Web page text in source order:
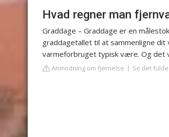
Hvad regner man
Graddage – Graddage er en
graddagetallet til at sammenligne
varmeforbruget typisk være. Og det
Anmodning om fjernelse Se det